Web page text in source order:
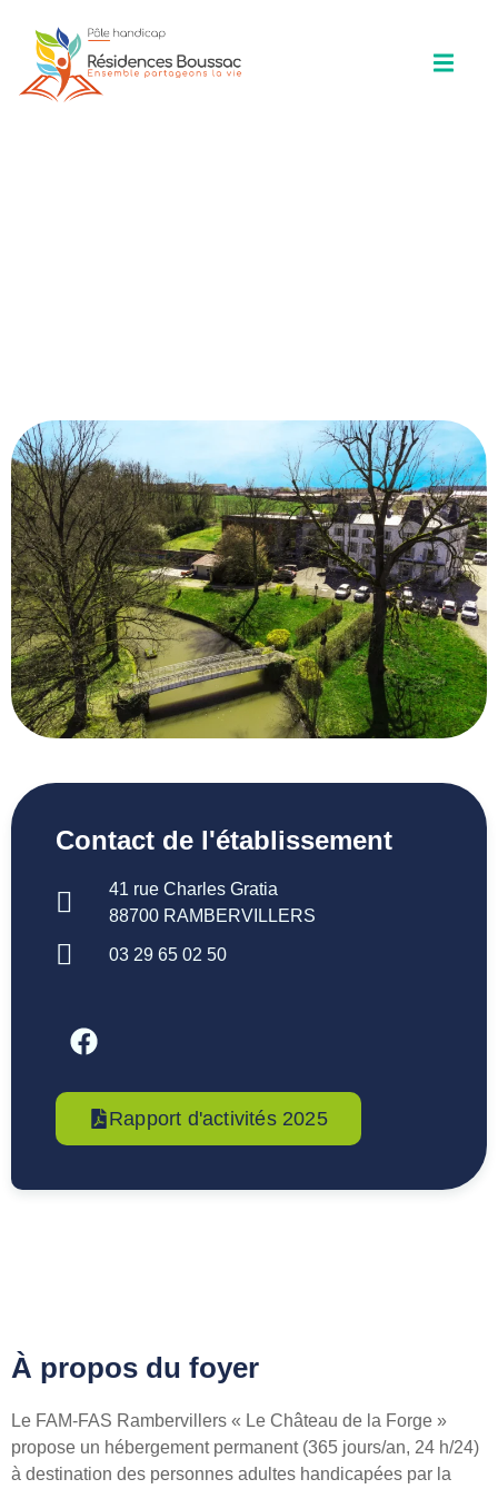
Contact de l'établissement
41 rue Charles Gratia
88700 RAMBERVILLERS
03 29 65 02 50
Rapport d'activités 2025
À propos du foyer
Le FAM-FAS Rambervillers « Le Château de la Forge »
propose un hébergement permanent (365 jours/an, 24 h/24)
à destination des personnes adultes handicapées par la